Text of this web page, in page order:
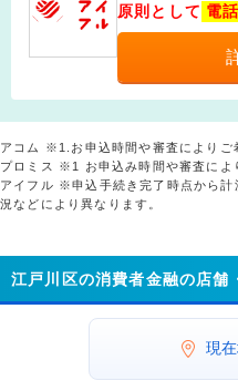
原則として 電話
アコム ※1.お申込時間や審査によりご
プロミス ※1 お申込み時間や審査によ
アイフル ※申込手続き完了時点から計
況などにより異なります。
江戸川区の消費者金融の店舗
現